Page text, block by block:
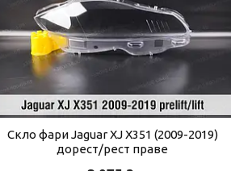
Скло фари Jaguar XJ X351 (2009-2019)
дорест/рест праве